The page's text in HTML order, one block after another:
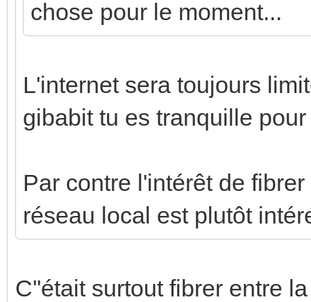
chose pour le moment...
L'internet sera toujours
gibabit tu es tranquille
Par contre l'intérêt de
réseau local est plutôt
C''était surtout fibrer entre